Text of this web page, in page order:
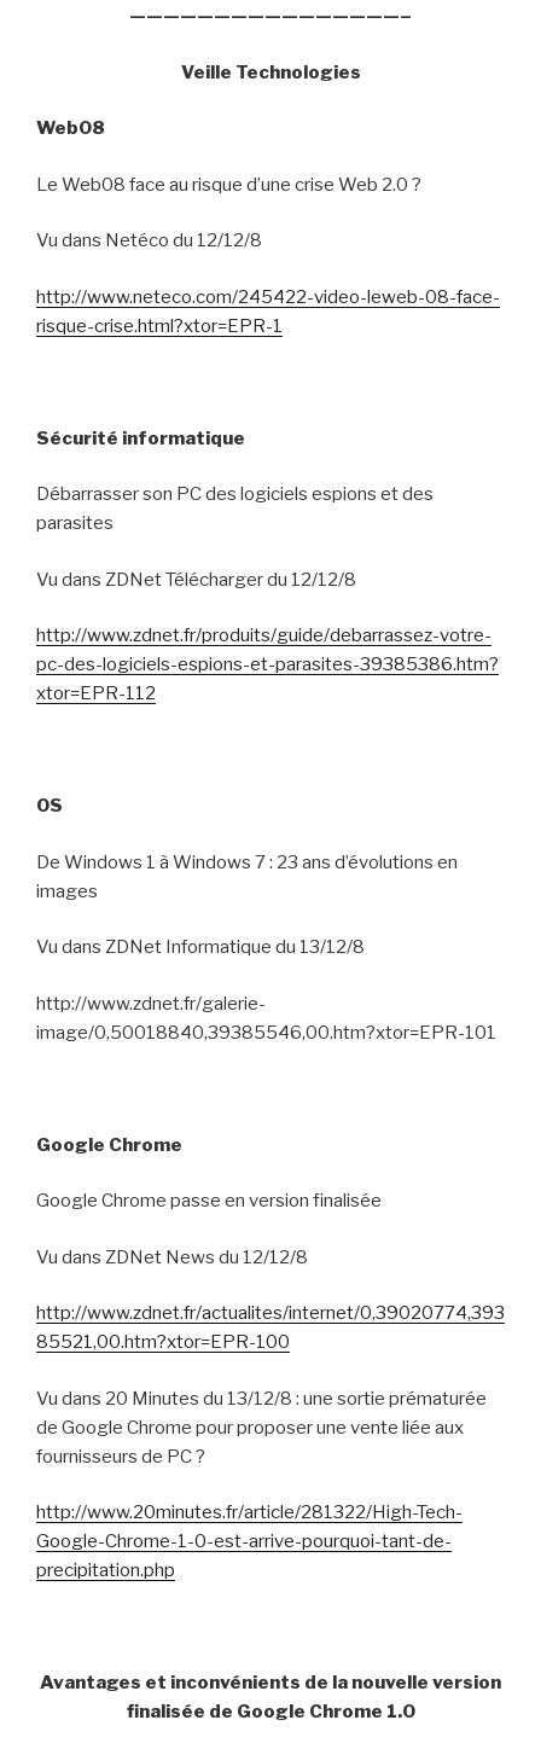
————————————————–
Veille Technologies
Web08
Le Web08 face au risque d’une crise Web 2.0 ?
Vu dans Netéco du 12/12/8
http://www.neteco.com/245422-video-leweb-08-face-
risque-crise.html?xtor=EPR-1
Sécurité informatique
Débarrasser son PC des logiciels espions et des
parasites
Vu dans ZDNet Télécharger du 12/12/8
http://www.zdnet.fr/produits/guide/debarrassez-votre-
pc-des-logiciels-espions-et-parasites-39385386.htm?
xtor=EPR-112
OS
De Windows 1 à Windows 7 : 23 ans d’évolutions en
images
Vu dans ZDNet Informatique du 13/12/8
http://www.zdnet.fr/galerie-
image/0,50018840,39385546,00.htm?xtor=EPR-101
Google Chrome
Google Chrome passe en version finalisée
Vu dans ZDNet News du 12/12/8
http://www.zdnet.fr/actualites/internet/0,39020774,393
85521,00.htm?xtor=EPR-100
Vu dans 20 Minutes du 13/12/8 : une sortie prématurée
de Google Chrome pour proposer une vente liée aux
fournisseurs de PC ?
http://www.20minutes.fr/article/281322/High-Tech-
Google-Chrome-1-0-est-arrive-pourquoi-tant-de-
precipitation.php
Avantages et inconvénients de la nouvelle version
finalisée de Google Chrome 1.0